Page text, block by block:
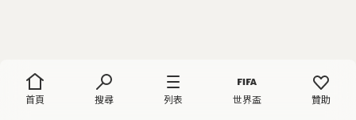
首頁 搜尋 列表 世界盃 贊助